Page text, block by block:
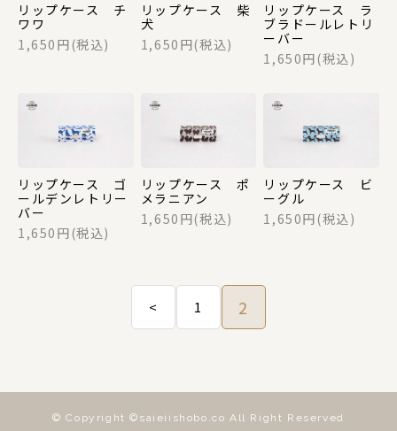
DOGS
カテゴリー
ステーショナリー
リップケース チ
ワワ
1,650円(税込)
リップケース 柴
犬
1,650円(税込)
リップケース ラ
ブラドールレトリ
ーバー
1,650円(税込)
リップケース ゴ
ールデンレトリー
バー
1,650円(税込)
リップケース ポ
メラニアン
1,650円(税込)
リップケース ビ
ーグル
1,650円(税込)
< 1 2
© Copyright ©saieiishobo.co All Right Reserved